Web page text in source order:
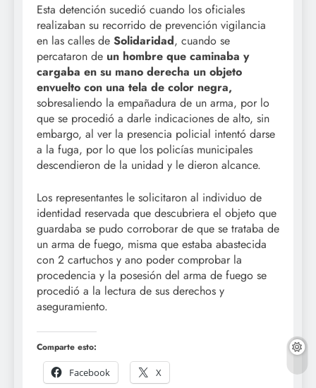
Esta detención sucedió cuando los oficiales
realizaban su recorrido de prevención vigilancia
en las calles de Solidaridad, cuando se
percataron de un hombre que caminaba y
cargaba en su mano derecha un objeto
envuelto con una tela de color negra,
sobresaliendo la empañadura de un arma, por lo
que se procedió a darle indicaciones de alto, sin
embargo, al ver la presencia policial intentó darse
a la fuga, por lo que los policías municipales
descendieron de la unidad y le dieron alcance.
Los representantes le solicitaron al individuo de
identidad reservada que descubriera el objeto que
guardaba se pudo corroborar de que se trataba de
un arma de fuego, misma que estaba abastecida
con 2 cartuchos y ano poder comprobar la
procedencia y la posesión del arma de fuego se
procedió a la lectura de sus derechos y
aseguramiento.
Comparte esto:
Facebook
X